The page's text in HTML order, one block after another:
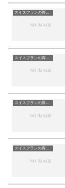
スイスフランの両替目安
スイスフランの両替目安